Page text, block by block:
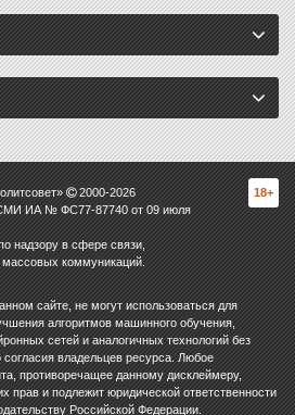
2000-2026
СМИ ИА № ФС77-87740 от 09 июля
надзору в сфере связи,
коммуникаций.
18+
сайте, не могут использоваться для
алгоритмов машинного обучения,
сетей и аналогичных технологий без
согласия владельцев ресурса. Любое
противоречащее данному дисклеймеру,
прав и подлежит юридической ответственности
Российской Федерации.